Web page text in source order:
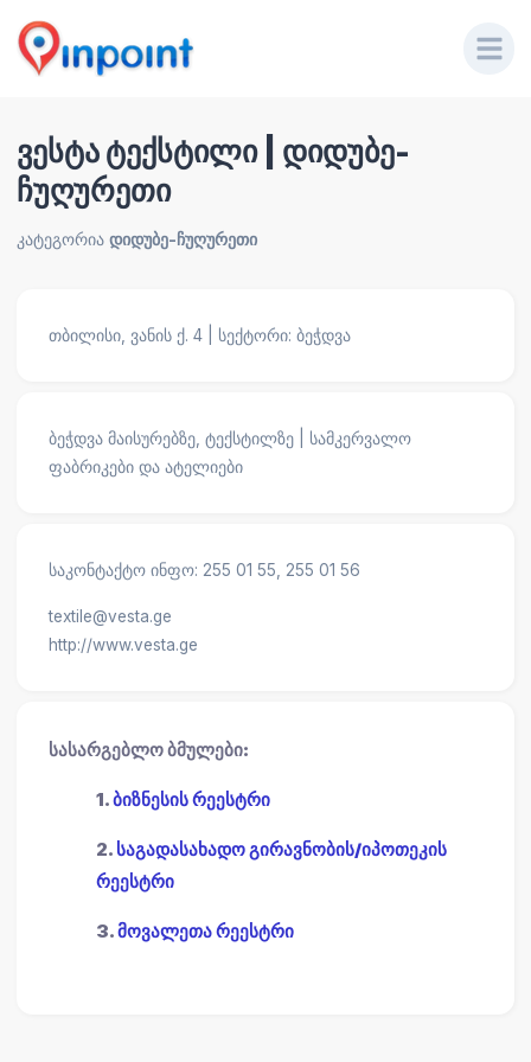
ვესტა ტექსტილი | დიდუბე-
ჩუღურეთი
კატეგორია დიდუბე-ჩუღურეთი
თბილისი, ვანის ქ. 4 | სექტორი: ბეჭდვა
ბეჭდვა მაისურებზე, ტექსტილზე | სამკერვალო
ფაბრიკები და ატელიები
საკონტაქტო ინფო: 255 01 55, 255 01 56
textile@vesta.ge
http://www.vesta.ge
სასარგებლო ბმულები:
1.ბიზნესის რეესტრი
2. საგადასახადო გირავნობის/იპოთეკის
რეესტრი
3.მოვალეთა რეესტრი